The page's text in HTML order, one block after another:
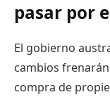
pasar por
El gobierno
cambios
compra de